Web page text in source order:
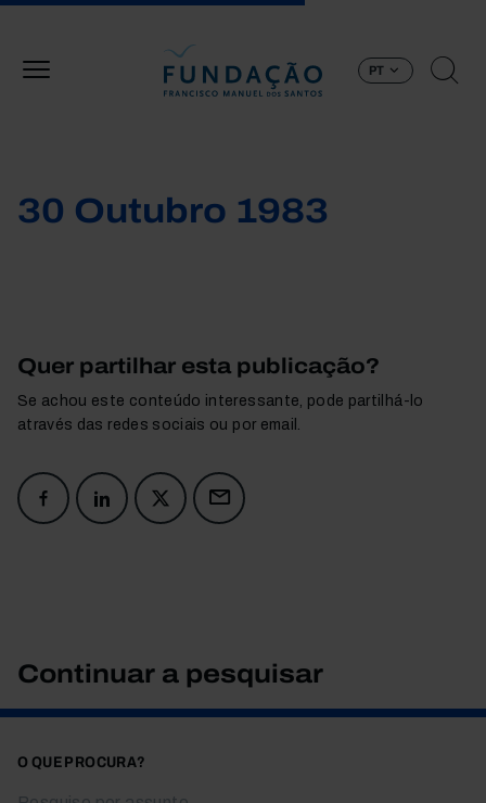
PT
30 Outubro 1983
Quer partilhar esta publicação?
Se achou este conteúdo interessante, pode partilhá-lo
através das redes sociais ou por email.
Continuar a pesquisar
O QUE PROCURA?